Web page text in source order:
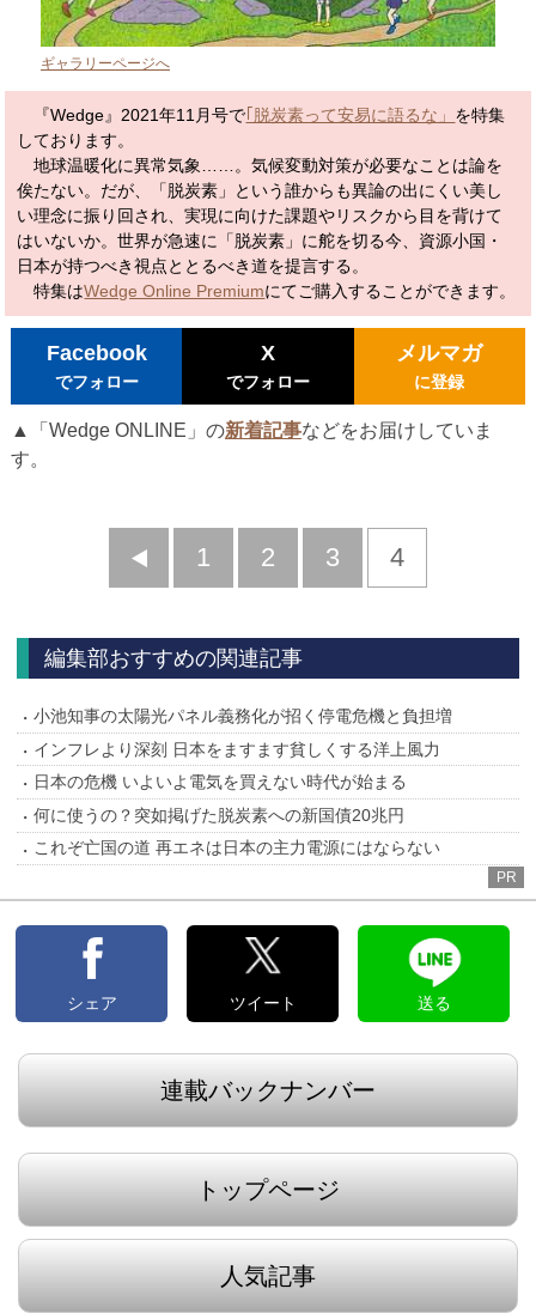
ギャラリーページへ
『Wedge』2021年11月号で｢脱炭素って安易に語るな」 を特集
しております。
地球温暖化に異常気象……。気候変動対策が必要なことは論を
俟たない。だが、「脱炭素」という誰からも異論の出にくい美し
い理念に振り回され、実現に向けた課題やリスクから目を背けて
はいないか。世界が急速に「脱炭素」に舵を切る今、資源小国・
日本が持つべき視点ととるべき道を提言する。
特集はWedge Online Premiumにてご購入することができます。
Facebook
でフォロー
X
でフォロー
メルマガ
に登録
▲「Wedge ONLINE」の新着記事などをお届けしていま
す。
前
1 2 3 4
編集部おすすめの関連記事
小池知事の太陽光パネル義務化が招く停電危機と負担増
インフレより深刻 日本をますます貧しくする洋上風力
日本の危機 いよいよ電気を買えない時代が始まる
何に使うの？突如掲げた脱炭素への新国債20兆円
これぞ亡国の道 再エネは日本の主力電源にはならない
PR
シェア ツイート 送る
連載バックナンバー
トップページ
人気記事